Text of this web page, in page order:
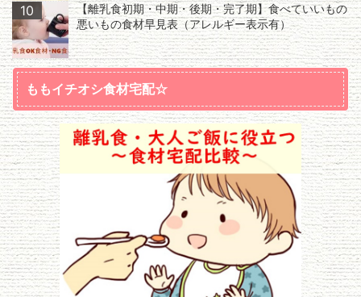
10
【離乳食初期・中期・後期・完了期】食べていいもの
悪いもの食材早見表（アレルギー表示有）
ももイチオシ食材宅配☆